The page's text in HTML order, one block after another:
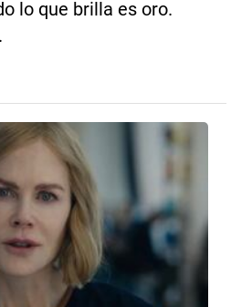
lo que brilla es oro.